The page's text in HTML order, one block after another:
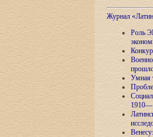
Журнал
Роль
Умная